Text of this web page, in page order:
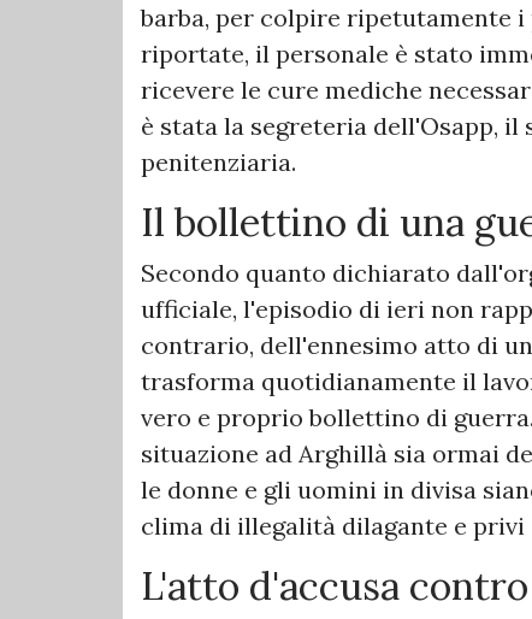
barba, per colpire ripetutamente
riportate, il personale è stato
ricevere le cure mediche
è stata la segreteria dell'Osapp,
penitenziaria.
​Il bollettino di una
​Secondo quanto dichiarato
ufficiale, l'episodio di ieri non
contrario, dell'ennesimo atto di
trasforma quotidianamente il
vero e proprio bollettino di
situazione ad Arghillà sia ormai
le donne e gli uomini in divisa
clima di illegalità dilagante e privi
​L'atto d'accusa